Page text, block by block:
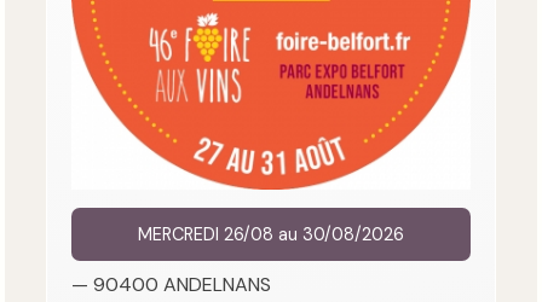
MERCREDI 26/08 au 30/08/2026
— 90400 ANDELNANS